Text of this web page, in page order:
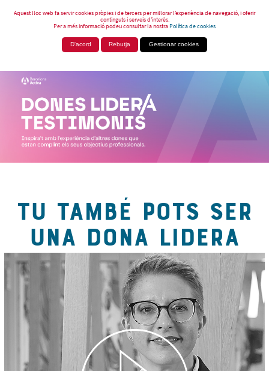
Aquest lloc web fa servir cookies pròpies i de tercers per millorar l’experiència de navegació, i oferir
continguts i serveis d’interès.
Per a més informació podeu consultar la nostraPolítica de cookies
D'acord Rebutja Gestionar cookies
TU TAMBÉ POTS SER
UNA DONA LIDERA